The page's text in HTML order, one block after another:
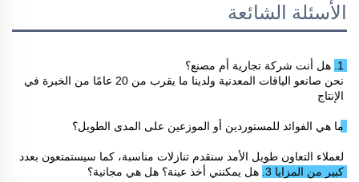
الأسئلة الشائعة
1. هل أنت شركة تجارية أم مصنع؟
الإنتاج
ما هي الفوائد للمستوردين أو الموزعين على المدى الطويل؟
كبير من المزايا 3. هل يمكنني أخذ عينة؟ هل هي مجانية؟